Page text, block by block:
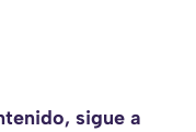
sigue a